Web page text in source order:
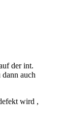
der int.
auch
wird ,